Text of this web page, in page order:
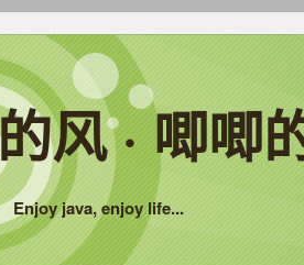
风 · 唧唧
Enjoy java, enjoy life...